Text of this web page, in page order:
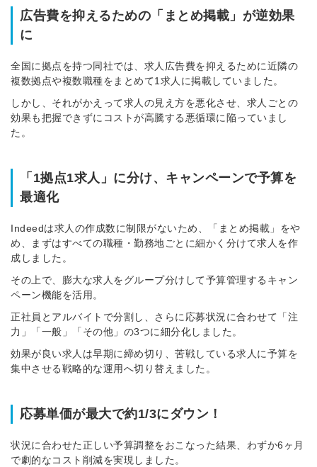
広告費を抑えるための「まとめ掲載」が逆効果
に
全国に拠点を持つ同社では、求人広告費を抑えるために近隣の
複数拠点や複数職種をまとめて1求人に掲載していました。
しかし、それがかえって求人の見え方を悪化させ、求人ごとの
効果も把握できずにコストが高騰する悪循環に陥っていまし
た。
「1拠点1求人」に分け、キャンペーンで予算を
最適化
Indeedは求人の作成数に制限がないため、「まとめ掲載」をや
め、まずはすべての職種・勤務地ごとに細かく分けて求人を作
成しました。
その上で、膨大な求人をグループ分けして予算管理するキャン
ペーン機能を活用。
正社員とアルバイトで分割し、さらに応募状況に合わせて「注
力」「一般」「その他」の3つに細分化しました。
効果が良い求人は早期に締め切り、苦戦している求人に予算を
集中させる戦略的な運用へ切り替えました。
応募単価が最大で約1/3にダウン！
状況に合わせた正しい予算調整をおこなった結果、わずか6ヶ月
で劇的なコスト削減を実現しました。